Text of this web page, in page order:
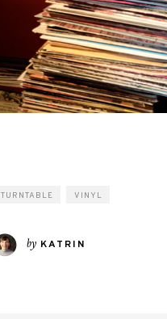
TURNTABLE VINYL
by KATRIN